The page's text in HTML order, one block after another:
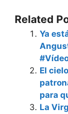
Related
Ya
El
para
La